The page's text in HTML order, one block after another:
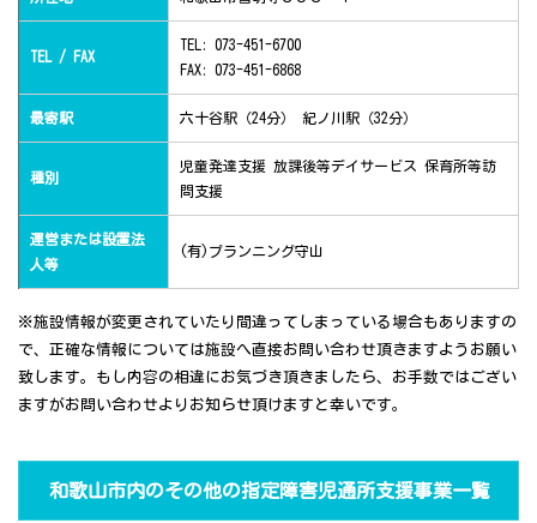
TEL / FAX
TEL: 073-451-6700
FAX: 073-451-6868
最寄駅 六十谷駅（24分） 紀ノ川駅（32分）
種別
児童発達支援 放課後等デイサービス 保育所等訪
問支援
運営または設置法
人等
(有)プランニング守山
※施設情報が変更されていたり間違ってしまっている場合もありますの
で、正確な情報については施設へ直接お問い合わせ頂きますようお願い
致します。もし内容の相違にお気づき頂きましたら、お手数ではござい
ますがお問い合わせよりお知らせ頂けますと幸いです。
和歌山市内のその他の指定障害児通所支援事業一覧